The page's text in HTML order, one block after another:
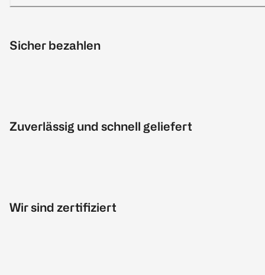
Sicher bezahlen
Zuverlässig und schnell geliefert
Wir sind zertifiziert